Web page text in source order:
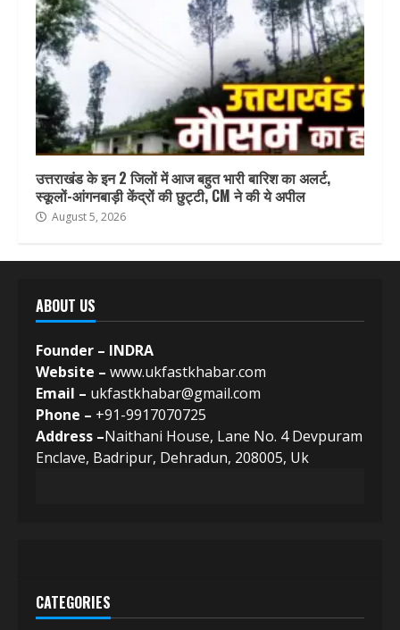
उत्तराखंड के इन 2 जिलों में आज बहुत भारी बारिश का अलर्ट,
स्कूलों-आंगनबाड़ी केंद्रों की छुट्टी, CM ने की ये अपील
August 5, 2026
ABOUT US
Founder – INDRA
Website – www.ukfastkhabar.com
Email – ukfastkhabar@gmail.com
Phone – +91-9917070725
Address –Naithani House, Lane No. 4 Devpuram
Enclave, Badripur, Dehradun, 208005, Uk
CATEGORIES